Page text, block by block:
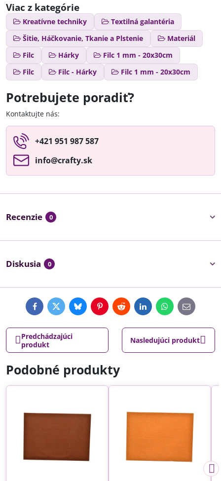
Viac z kategórie
Kreatívne techniky
Textilná galantéria
Šitie, Háčkovanie, Tkanie a Plstenie
Materiál
Filc
Hárky
Filc 1 mm - 20x30cm
Filc
Filc - Hárky Filc 1 mm - 20x30cm
Potrebujete poradiť?
Kontaktujte nás:
+421 951 987 587
info​@crafty​.sk
Recenzie 0
Diskusia 0
FacebookTwitterBlueskyPinterestRedditLinkedInWhatsApp
E-
mail
Predchádzajúci
produkt
Nasledujúci produkt
Podobné produkty